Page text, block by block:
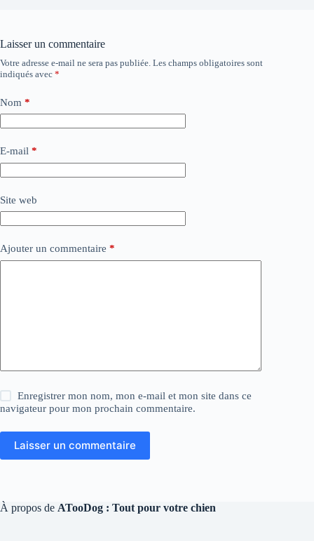
Laisser un commentaire
Votre adresse e-mail ne sera pas publiée. Les champs obligatoires sont
indiqués avec *
Nom *
E-mail *
Site web
Ajouter un commentaire *
Enregistrer mon nom, mon e-mail et mon site dans ce
navigateur pour mon prochain commentaire.
Laisser un commentaire
À propos de ATooDog : Tout pour votre chien